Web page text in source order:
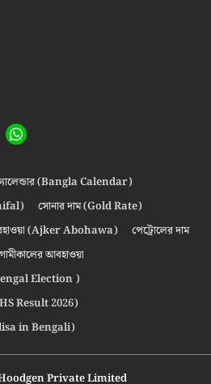
(Bangla Calendar)
সোনার দাম (Gold Rate)
(Ajker Abohawa)
পেট্রোলের দাম
আবহাওয়া
Bengal Election )
HS Result 2026)
in Bengali)
Private Limited